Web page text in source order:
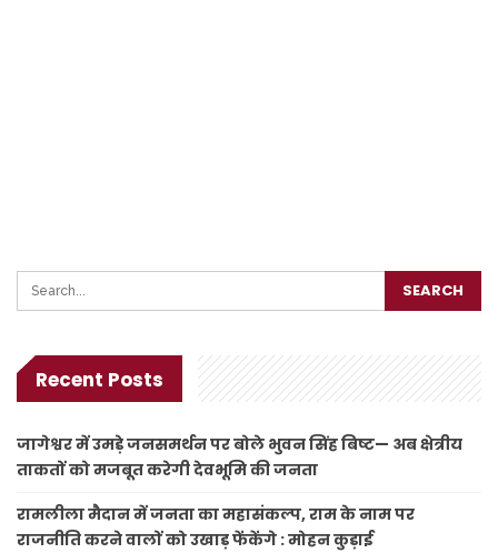
Recent Posts
जागेश्वर में उमड़े जनसमर्थन पर बोले भुवन सिंह बिष्ट— अब क्षेत्रीय
ताकतों को मजबूत करेगी देवभूमि की जनता
रामलीला मैदान में जनता का महासंकल्प, राम के नाम पर
राजनीति करने वालों को उखाड़ फेंकेंगे : मोहन कुड़ाई